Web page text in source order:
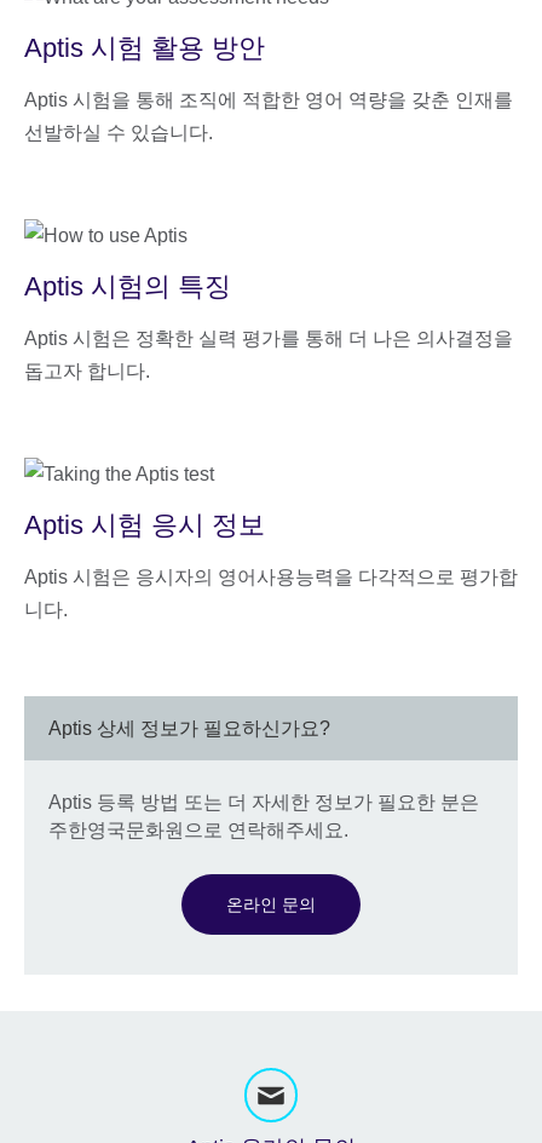
Aptis 시험 활용 방안
Aptis 시험을 통해 조직에 적합한 영어 역량을 갖춘 인재를
선발하실 수 있습니다.
Aptis 시험의 특징
Aptis 시험은 정확한 실력 평가를 통해 더 나은 의사결정을
돕고자 합니다.
Aptis 시험 응시 정보
Aptis 시험은 응시자의 영어사용능력을 다각적으로 평가합
니다.
Aptis 상세 정보가 필요하신가요?
Aptis 등록 방법 또는 더 자세한 정보가 필요한 분은
주한영국문화원으로 연락해주세요.
온라인 문의